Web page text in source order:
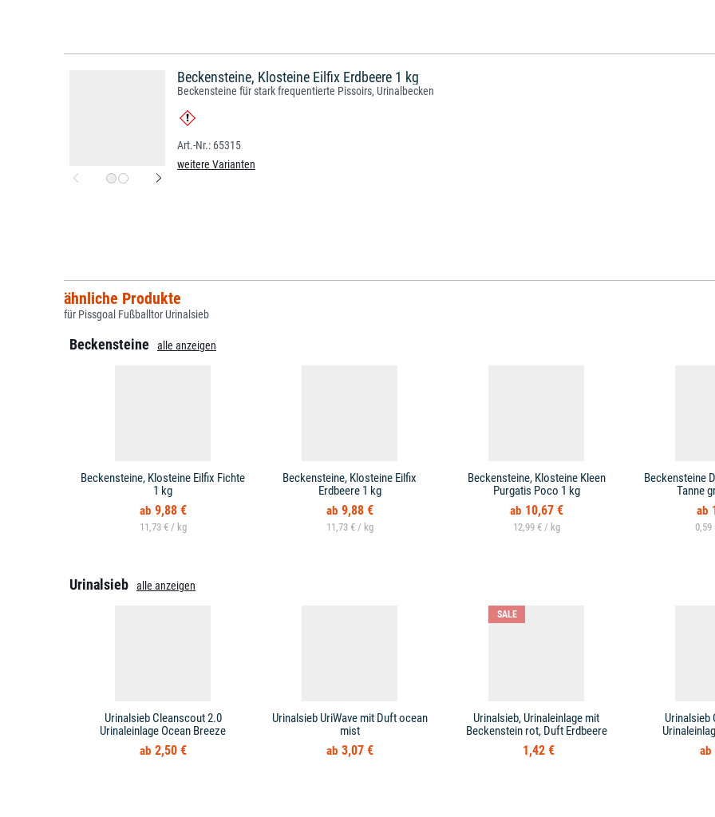
Beckensteine, Klosteine Eilfix Erdbeere 1 kg
Beckensteine für stark frequentierte Pissoirs, Urinalbecken
65315
weitere Varianten
ähnliche Produkte
für Pissgoal Fußballtor Urinalsieb
Beckensteine alle anzeigen
Beckensteine, Klosteine Eilfix Fichte
1 kg
9,88 €
11,73 € /
Beckensteine, Klosteine Eilfix
Erdbeere 1 kg
9,88 €
11,73 € /
Beckensteine, Klosteine Kleen
Purgatis Poco 1 kg
10,67 €
12,99 € /
Beckensteine
Tanne
Urinalsieb alle anzeigen
Urinalsieb Cleanscout 2.0
Urinaleinlage Ocean Breeze
2,50 €
Urinalsieb UriWave mit Duft ocean
mist
3,07 €
SALE
Urinalsieb, Urinaleinlage mit
Beckenstein rot, Duft Erdbeere
1,42 €
Urinalsieb